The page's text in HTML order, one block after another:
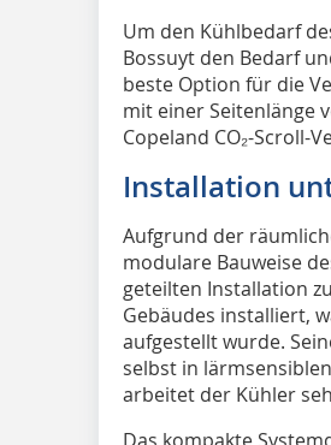
Um den Kühlbedarf
Bossuyt den Bedarf
beste Option für die
mit einer Seitenlänge
Copeland CO₂-Scroll-
Installation
Aufgrund der
modulare Bauweise
geteilten Installation
Gebäudes installiert,
aufgestellt wurde.
selbst in
arbeitet der Kühler